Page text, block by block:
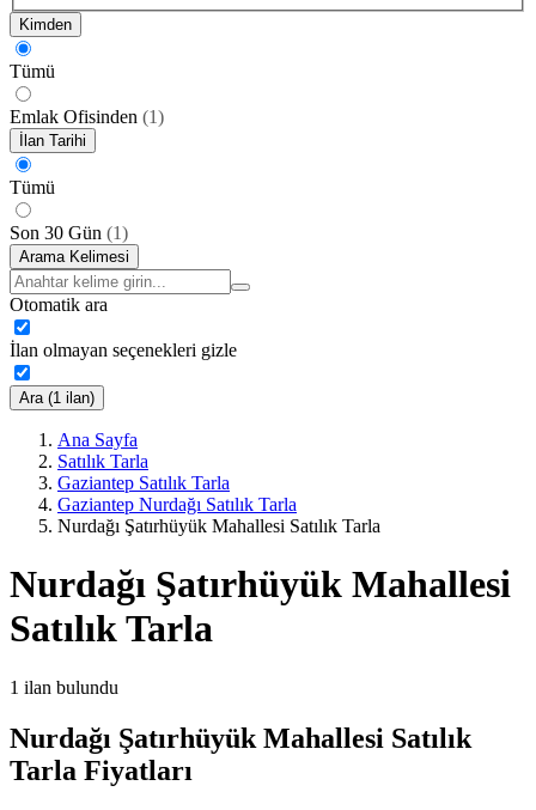
Kimden
Tümü
Emlak Ofisinden (1)
İlan Tarihi
Tümü
Son 30 Gün (1)
Arama Kelimesi
Otomatik ara
İlan olmayan seçenekleri gizle
Ara (1 ilan)
Ana Sayfa
Satılık Tarla
Gaziantep Satılık Tarla
Gaziantep Nurdağı Satılık Tarla
Nurdağı Şatırhüyük Mahallesi Satılık Tarla
Nurdağı Şatırhüyük Mahallesi
Satılık Tarla
1 ilan bulundu
Nurdağı Şatırhüyük Mahallesi Satılık
Tarla Fiyatları